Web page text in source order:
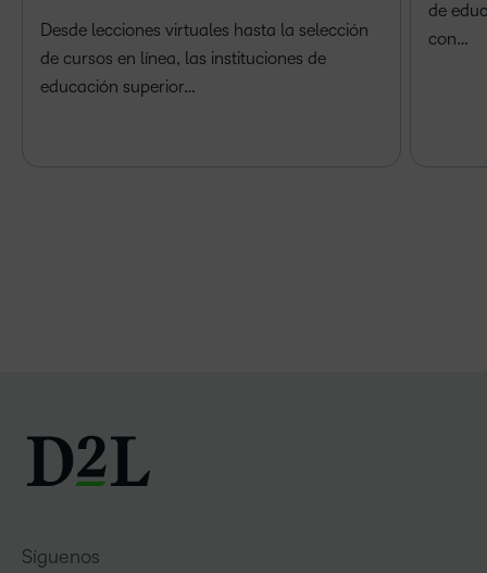
Desde lecciones virtuales hasta la selección
de cursos en línea, las instituciones de
educación superior…
de
con…
Síguenos